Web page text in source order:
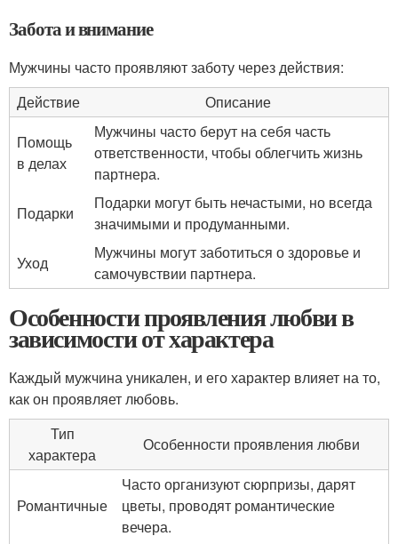
Забота и внимание
Мужчины часто проявляют заботу через действия:
Действие
Описание
Помощь
в делах
Мужчины часто берут на себя часть
ответственности, чтобы облегчить жизнь
партнера.
Подарки
Подарки могут быть нечастыми, но всегда
значимыми и продуманными.
Уход
Мужчины могут заботиться о здоровье и
самочувствии партнера.
Особенности проявления любви в
зависимости от характера
Каждый мужчина уникален, и его характер влияет на то,
как он проявляет любовь.
Тип
характера
Особенности проявления любви
Романтичные
Часто организуют сюрпризы, дарят
цветы, проводят романтические
вечера.